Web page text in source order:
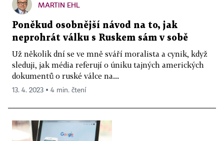
MARTIN EHL
Poněkud osobnější návod na to, jak
neprohrát válku s Ruskem sám v sobě
Už několik dní se ve mně sváří moralista a cynik, když
sleduji, jak média referují o úniku tajných amerických
dokumentů o ruské válce na...
13. 4. 2023 ▪ 4 min. čtení